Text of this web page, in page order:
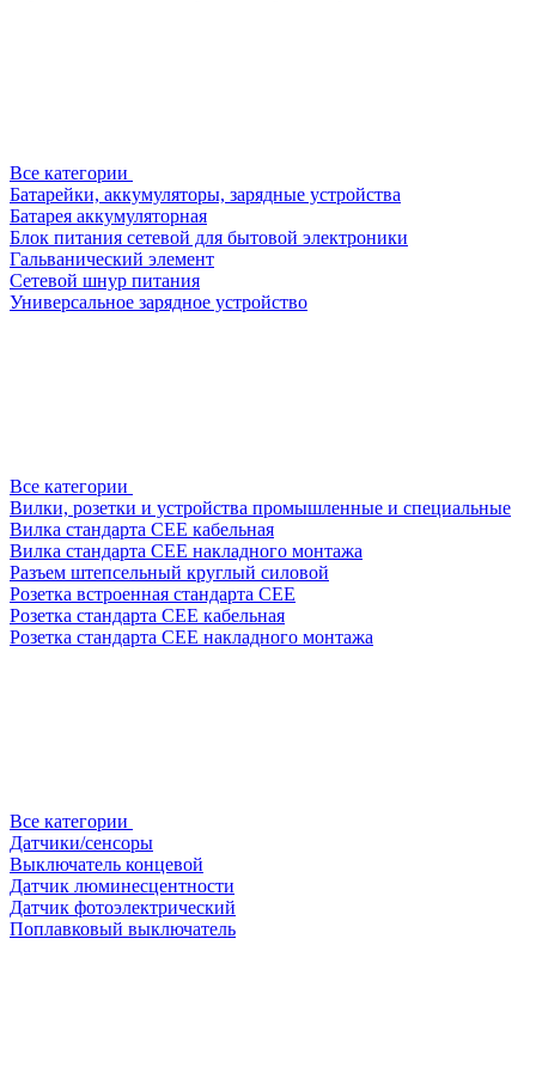
Все категории
Батарейки, аккумуляторы, зарядные устройства
Батарея аккумуляторная
Блок питания сетевой для бытовой электроники
Гальванический элемент
Сетевой шнур питания
Универсальное зарядное устройство
Все категории
Вилки, розетки и устройства промышленные и специальные
Вилка стандарта CEE кабельная
Вилка стандарта CEE накладного монтажа
Разъем штепсельный круглый силовой
Розетка встроенная стандарта CEE
Розетка стандарта СЕЕ кабельная
Розетка стандарта СЕЕ накладного монтажа
Все категории
Датчики/сенсоры
Выключатель концевой
Датчик люминесцентности
Датчик фотоэлектрический
Поплавковый выключатель